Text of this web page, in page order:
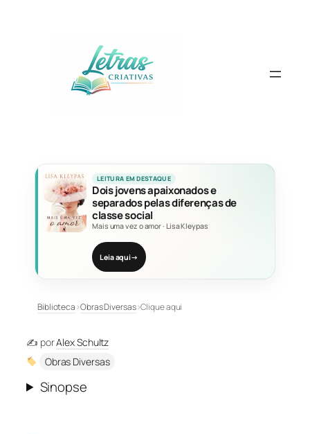
LEITURA EM DESTAQUE
Dois jovens apaixonados e
separados pelas diferenças de
classe social
Mais uma vez o amor· Lisa Kleypas
Leia aqui→
Biblioteca›Obras Diversas›Clique aqui
✍️ porAlex Schultz
Obras Diversas
Sinopse